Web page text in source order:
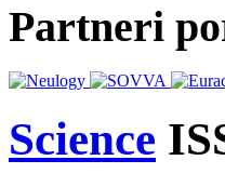
Partneri
Science